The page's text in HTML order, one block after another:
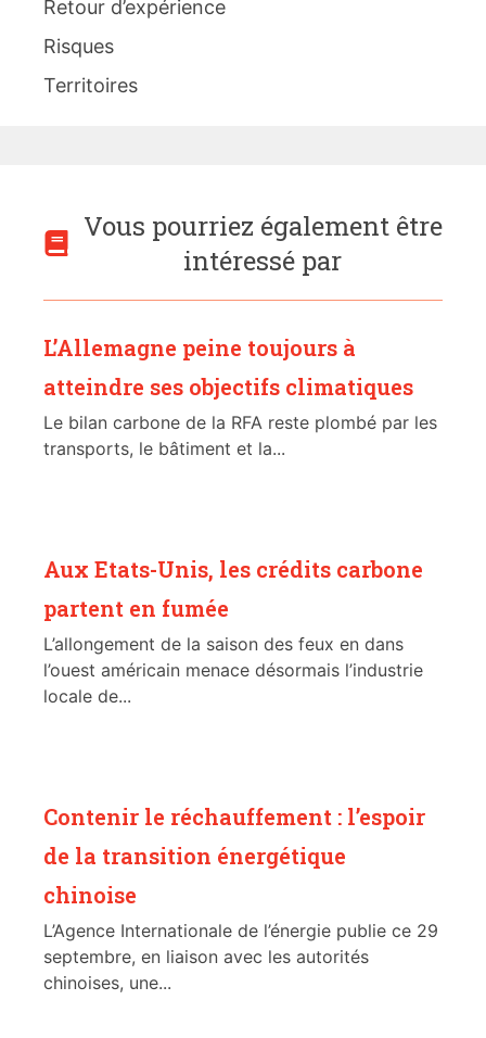
Retour d’expérience
Risques
Territoires
Vous pourriez également être
intéressé par
L’Allemagne peine toujours à
atteindre ses objectifs climatiques
Le bilan carbone de la RFA reste plombé par les
transports, le bâtiment et la...
Aux Etats-Unis, les crédits carbone
partent en fumée
L’allongement de la saison des feux en dans
l’ouest américain menace désormais l’industrie
locale de...
Contenir le réchauffement : l’espoir
de la transition énergétique
chinoise
L’Agence Internationale de l’énergie publie ce 29
septembre, en liaison avec les autorités
chinoises, une...